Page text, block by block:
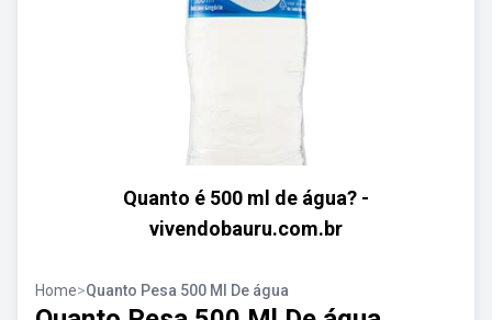
Quanto é 500 ml de água? -
vivendobauru.com.br
Home>Quanto Pesa 500 Ml De água